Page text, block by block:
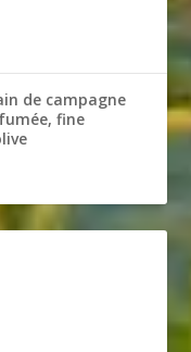
de campagne
fine